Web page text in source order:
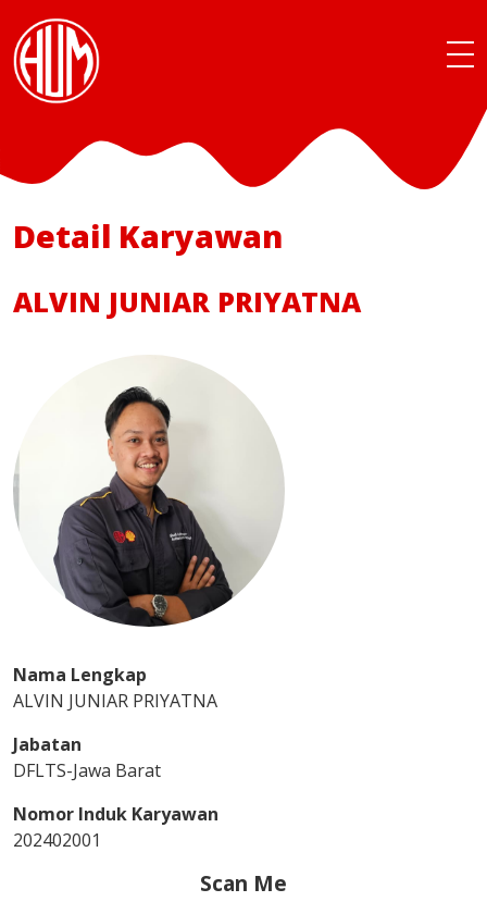
Detail Karyawan
ALVIN JUNIAR PRIYATNA
Nama Lengkap
ALVIN JUNIAR PRIYATNA
Jabatan
DFLTS-Jawa Barat
Nomor Induk Karyawan
202402001
Scan Me